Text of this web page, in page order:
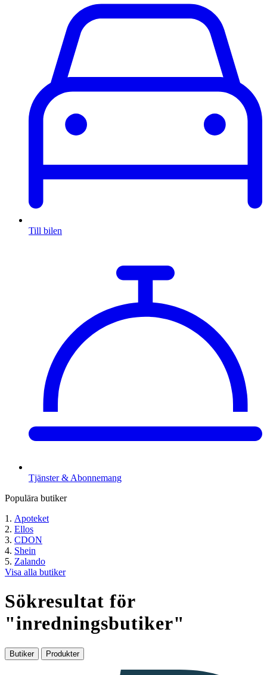
Till bilen
Tjänster & Abonnemang
Populära butiker
Apoteket
Ellos
CDON
Shein
Zalando
Visa alla butiker
Sökresultat för
"inredningsbutiker"
Butiker Produkter